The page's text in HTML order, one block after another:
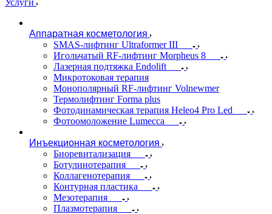
Услуги
Аппаратная косметология
SMAS-лифтинг Ultraformer III
Игольчатый RF-лифтинг Morpheus 8
Лазерная подтяжка Endolift
Микротоковая терапия
Монополярный RF-лифтинг Volnewmer
Термолифтинг Forma plus
Фотодинамическая терапия Heleo4 Pro Led
Фотоомоложение Lumecca
Инъекционная косметология
Биоревитализация
Ботулинотерапия
Коллагенотерапия
Контурная пластика
Мезотерапия
Плазмотерапия